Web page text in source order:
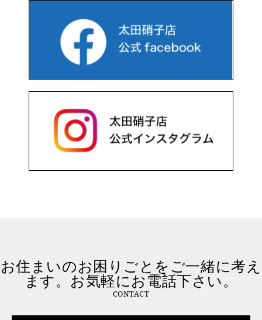
お住まいのお困りごとをご一緒に考え
ます。お気軽にお電話下さい。
CONTACT